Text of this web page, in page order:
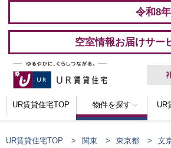
令和8
空室情報お届けサー
UR賃貸住宅TOP 物件を探す UR
UR賃貸住宅TOP 関東 東京都 文